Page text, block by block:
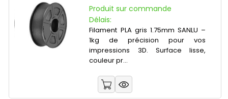
Produit sur commande
Délais:
Filament PLA gris 1.75mm SANLU –
1kg de précision pour vos
impressions 3D. Surface lisse,
couleur pr...